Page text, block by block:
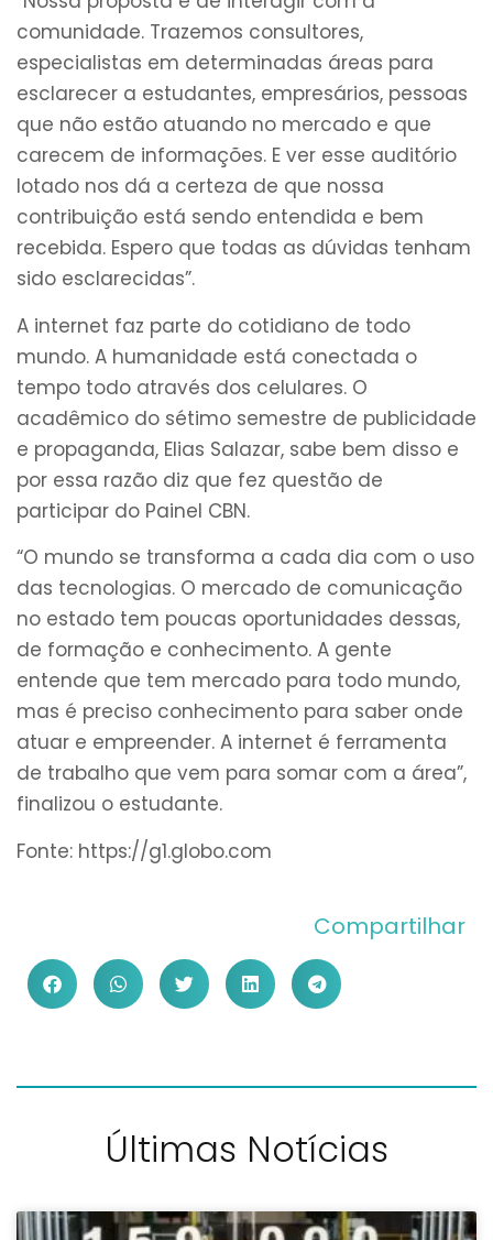
comunidade. Trazemos consultores,
especialistas em determinadas áreas para
esclarecer a estudantes, empresários, pessoas
que não estão atuando no mercado e que
carecem de informações. E ver esse auditório
lotado nos dá a certeza de que nossa
contribuição está sendo entendida e bem
recebida. Espero que todas as dúvidas tenham
sido esclarecidas”.
A internet faz parte do cotidiano de todo
mundo. A humanidade está conectada o
tempo todo através dos celulares. O
acadêmico do sétimo semestre de publicidade
e propaganda, Elias Salazar, sabe bem disso e
por essa razão diz que fez questão de
participar do Painel CBN.
“O mundo se transforma a cada dia com o uso
das tecnologias. O mercado de comunicação
no estado tem poucas oportunidades dessas,
de formação e conhecimento. A gente
entende que tem mercado para todo mundo,
mas é preciso conhecimento para saber onde
atuar e empreender. A internet é ferramenta
de trabalho que vem para somar com a área”,
finalizou o estudante.
Fonte: https://g1.globo.com
Compartilhar
Últimas Notícias